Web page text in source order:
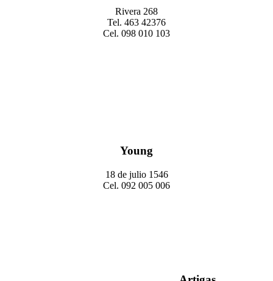
Rivera 268
Tel. 463 42376
Cel. 098 010 103
Young
18 de julio 1546
Cel. 092 005 006